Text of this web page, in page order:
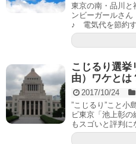
東京の南・品川と
ンビーガールさ
♪ 電気代を節約す
こじるり選挙
由）ワケとは
2017/10/24
”こじるり”こと小
ビ東京「池上彰
もスゴいと評判に